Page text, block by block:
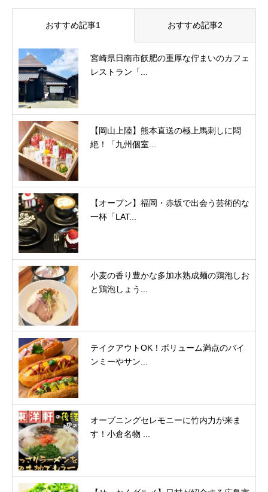
おすすめ記事1 おすすめ記事2
宮崎県日南市飫肥の重厚な佇まいのカフェ
レストラン「...
【岡山上陸】熊本直送の極上馬刺しに悶
絶！「九州個室...
【オープン】福岡・赤坂で出会う芸術的な
一杯「LAT...
小麦の香り豊かな多加水熟成麺の鶏泡しお
と鶏泡しょう...
テイクアウトOK！ボリューム満点のバイ
ンミーやサン...
オープニングセレモニーに竹内力が来ま
す！小倉名物 ...